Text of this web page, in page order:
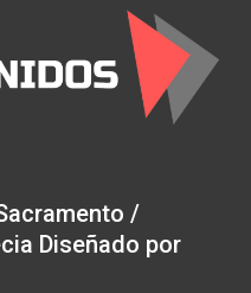
/
Diseñado por